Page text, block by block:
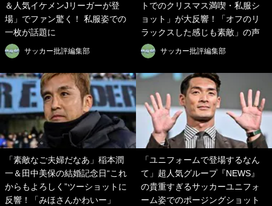
＆人気イケメンJリーガーが登
場」でファン驚く！ 私服姿での
一枚が話題に
サッカー批評編集部
トでのクリスマス満喫・私服シ
ョット」が大反響！「オフのリ
ラックスした感じも素敵」の声
サッカー批評編集部
「素敵なご夫婦だなあ」稲本潤
一＆田中美保の結婚記念日“これ
からもよろしく”ツーショットに
反響！「みほさんかわいー」
「ユニフォームで登場するなん
て」超人気グループ『NEWS』
の貴重すぎるサッカーユニフォ
ーム姿でのポージングショット